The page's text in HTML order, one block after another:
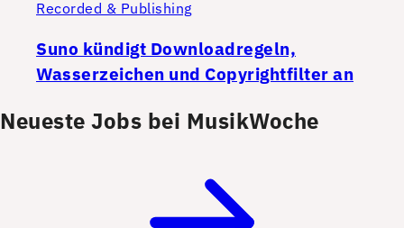
Recorded & Publishing
Suno kündigt Downloadregeln,
Wasserzeichen und Copyrightfilter an
Neueste Jobs bei MusikWoche